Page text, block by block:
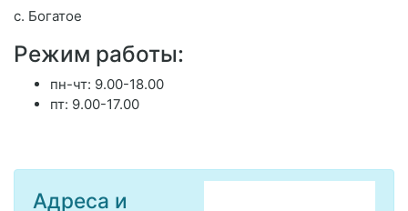
с. Богатое
Режим работы:
пн-чт: 9.00-18.00
пт: 9.00-17.00
Адреса и